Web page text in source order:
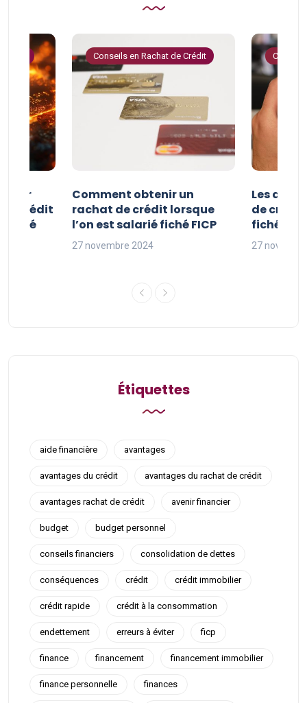
pour
crédit
fiché
Conseils en Rachat de Crédit
Comment obtenir un
rachat de crédit lorsque
l’on est salarié fiché FICP
27 novembre 2024
Les
de crédit
fichés
27
Étiquettes
aide financière avantages
avantages du crédit avantages du rachat de crédit
avantages rachat de crédit avenir financier
budget budget personnel
conseils financiers consolidation de dettes
conséquences crédit crédit immobilier
crédit rapide crédit à la consommation
endettement erreurs à éviter ficp
finance financement financement immobilier
finance personnelle finances